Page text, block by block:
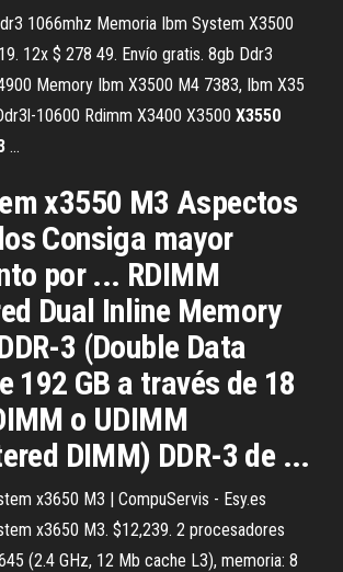
1066mhz Memoria Ibm System X3500
12x $ 278 49. Envío gratis. 8gb Ddr3
Memory Ibm X3500 M4 7383, Ibm X35
10600 Rdimm X3400 X3500 X3550
...
x3550 M3 Aspectos
Consiga mayor
por ... RDIMM
Dual Inline Memory
3 (Double Data
192 GB a través de 18
o UDIMM
DIMM) DDR-3 de ...
x3650 M3 | CompuServis - Esy.es
x3650 M3. $12,239. 2 procesadores
(2.4 GHz, 12 Mb cache L3), memoria: 8